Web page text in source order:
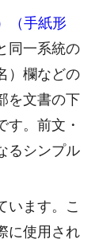
（手紙形
同一系統の
）欄などの
を文書の下
す。前文・
るシンプル
います。こ
に使用され